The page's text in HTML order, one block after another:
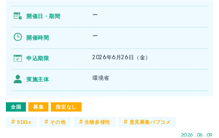
全国 募集 指定なし
2026 . 06 . 09
開催日・期間 ー
開催時間 ー
申込期限 2026年6月26日（金）
実施主体 環境省
#SDGs #その他 # 生物多様性 # 意見募集パブコメ